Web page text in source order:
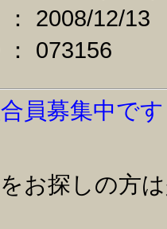
2008/12/13
073156
員募集中です
お探しの方